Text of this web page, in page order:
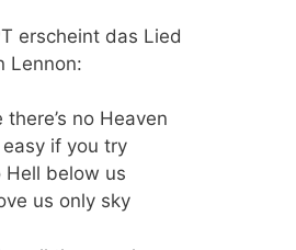
erscheint das Lied
Lennon:
there’s no Heaven
easy if you try
Hell below us
us only sky